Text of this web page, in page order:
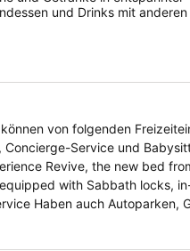
und Drinks mit anderen
von folgenden
Service und
Revive, the new bed
with Sabbath locks,
Haben auch Autoparken,
Bridge near DUMBO and